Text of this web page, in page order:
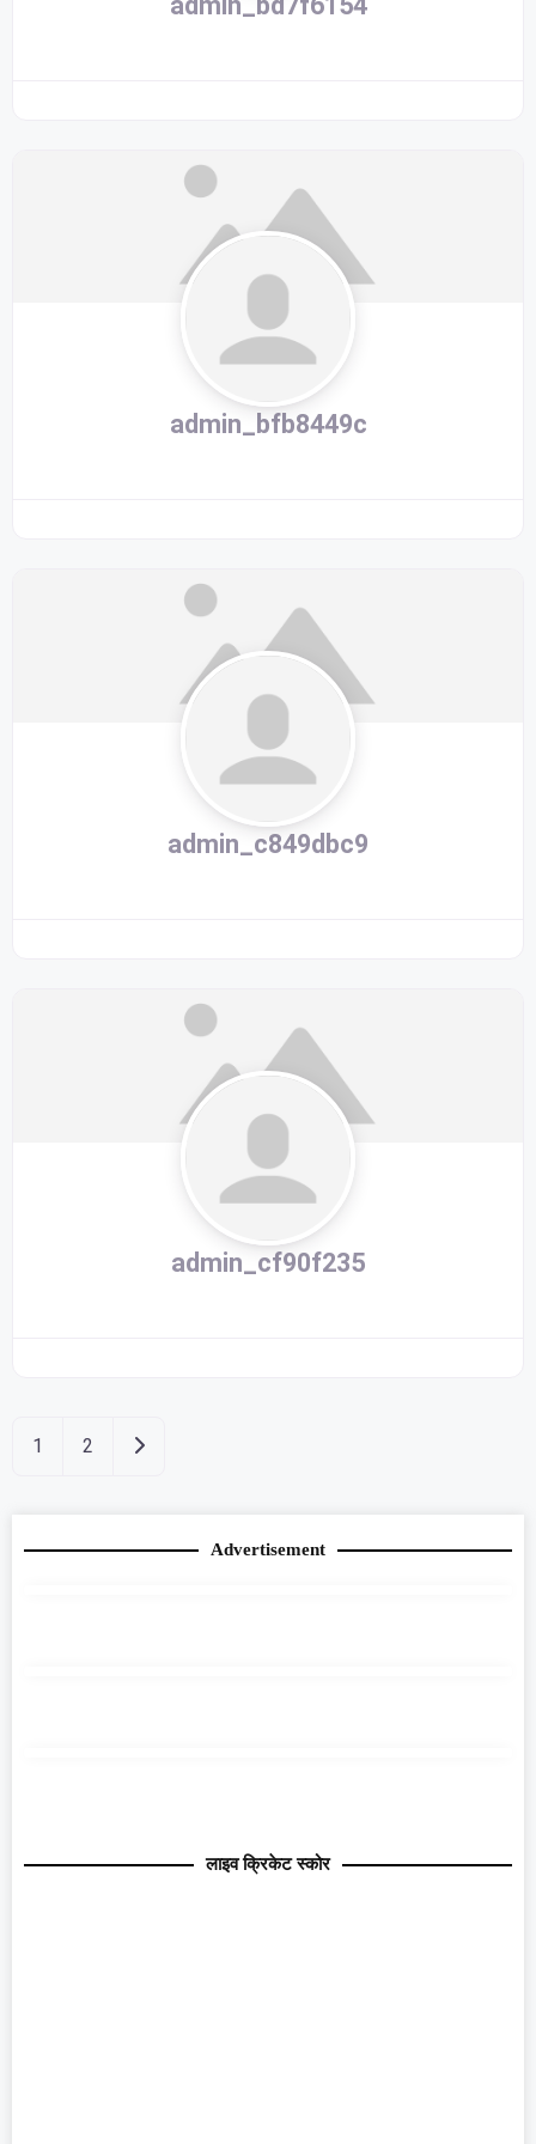
admin_bfb8449c
admin_c849dbc9
admin_cf90f235
1 2 Older posts
Advertisement
लाइव क्रिकेट स्कोर